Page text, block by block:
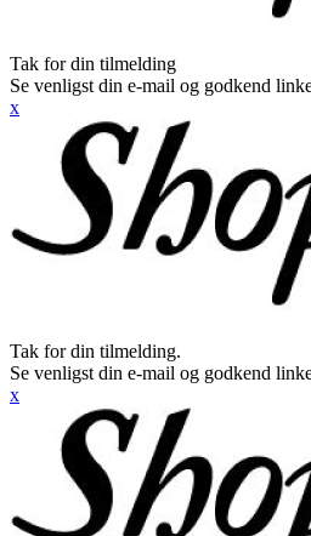
Tak for din tilmelding
Se venligst din e-mail og godkend
x
Tak for din tilmelding.
Se venligst din e-mail og godkend
x